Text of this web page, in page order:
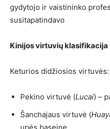
gydytojo ir vaistininko
susitapatindavo
Kinijos virtuvių klasifikacija
Keturios didžiosios virtuvės:
Pekino virtuvė (Lucai) –
Šanchajaus virtuvė (